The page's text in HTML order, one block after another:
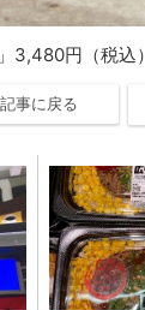
3,480円（税込）
記事に戻る